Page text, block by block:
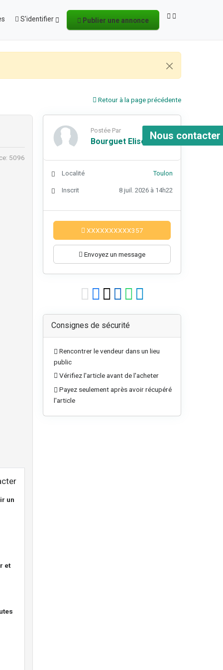
S'identifier Publier une annonce
Retour à la page précédente
5096
Nous contacter
un
et
Postée Par
Bourguet Elise
Localité Toulon
Inscrit 8 juil. 2026 à 14h22
XXXXXXXXXX357
Envoyez un message
Consignes de sécurité
Rencontrer le vendeur dans un lieu
public
Vérifiez l'article avant de l'acheter
Payez seulement après avoir récupéré
l'article